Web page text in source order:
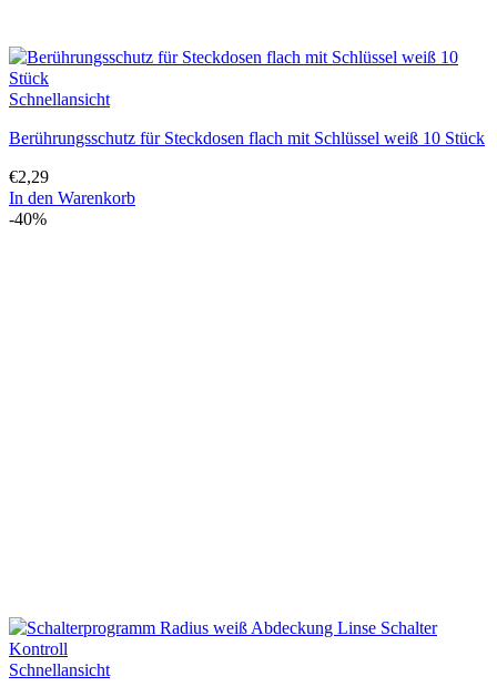
Schnellansicht
Berührungsschutz für Steckdosen flach mit Schlüssel weiß 10 Stück
€2,29
In den Warenkorb
-40%
Schnellansicht